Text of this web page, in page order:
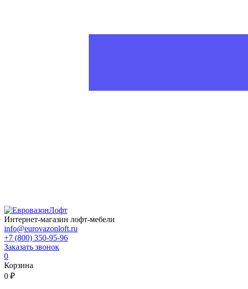
Интернет-магазин лофт-мебели
info@eurovazonloft.ru
+7 (800) 350-95-96
Заказать звонок
0
Корзина
0 ₽